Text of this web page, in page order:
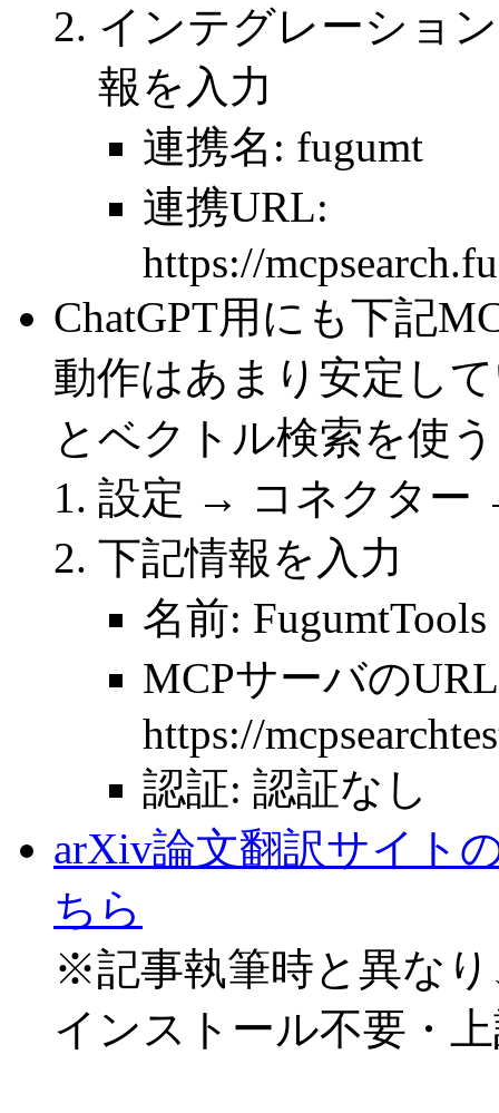
インテグレーショ
報を入力
連携名: fugumt
連携URL:
https://
ChatGPT用にも下記
動作はあまり安定し
とベクトル検索を使
設定 → コネクター
下記情報を入力
名前: FugumtTools
MCPサーバの
https://
認証: 認証なし
arXiv論文翻訳サイト
ちら
※記事執筆時と異なり
インストール不要・